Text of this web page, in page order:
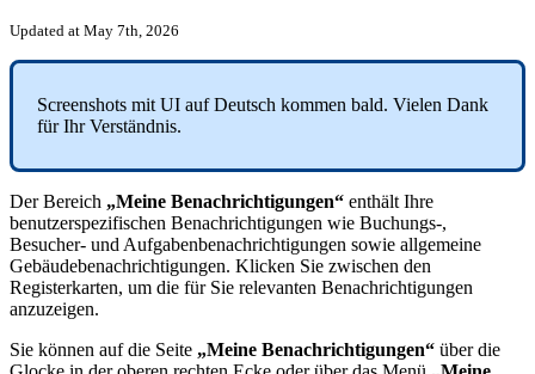
Updated at May 7th, 2026
Screenshots mit UI auf Deutsch kommen bald. Vielen Dank
für Ihr Verständnis.
Der Bereich „Meine Benachrichtigungen“ enthält Ihre
benutzerspezifischen Benachrichtigungen wie Buchungs-,
Besucher- und Aufgabenbenachrichtigungen sowie allgemeine
Gebäudebenachrichtigungen. Klicken Sie zwischen den
Registerkarten, um die für Sie relevanten Benachrichtigungen
anzuzeigen.
Sie können auf die Seite „Meine Benachrichtigungen“ über die